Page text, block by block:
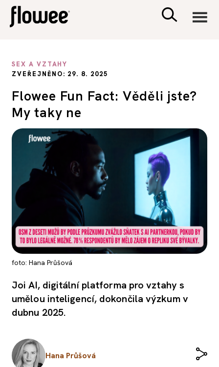
PSYCHOLOGIE
RODINA A DĚTI
SEX A VZTAHY
PORADNA
SEX A VZTAHY
ZVEŘEJNĚNO: 29. 8. 2025
Flowee Fun Fact: Věděli jste?
My taky ne
foto: Hana Průšová
Joi AI, digitální platforma pro vztahy s
umělou inteligencí, dokončila výzkum v
dubnu 2025.
Hana Průšová